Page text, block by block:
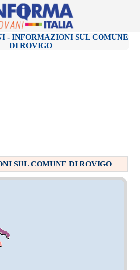
- INFORMAZIONI SUL COMUNE
DI ROVIGO
SUL COMUNE DI ROVIGO